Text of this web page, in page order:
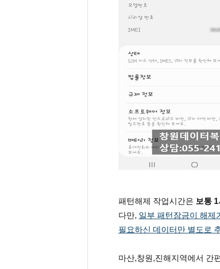
패턴해제 작업시간은 보통 1
다만, 일부 패턴잠금이 해제
필요하신 데이터만 별도로
마산,창원,진해지역에서 간